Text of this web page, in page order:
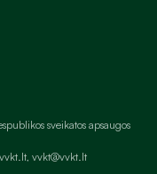
sveikatos apsaugos
vvkt@vvkt.lt